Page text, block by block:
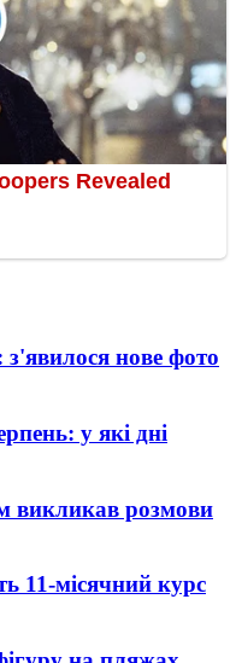
нове фото
у які дні
викликав розмови
11-місячний курс